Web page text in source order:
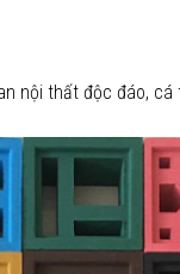
nội thất độc đáo,